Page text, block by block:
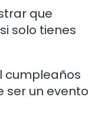
que
solo tienes
cumpleaños
ser un evento